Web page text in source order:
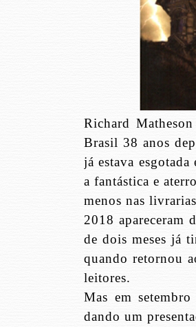
Richard Matheson
Brasil 38 anos
já estava
a fantástica e
menos nas
2018 apareceram
de dois meses já
quando retornou
leitores.
Mas em
dando um